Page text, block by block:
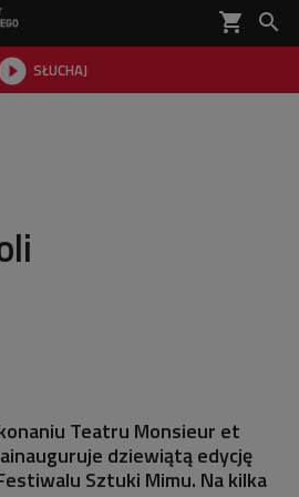
shopping_cart 
SŁUCHAJ

Teatru Monsieur et
dziewiątą edycję
Sztuki Mimu. Na kilka